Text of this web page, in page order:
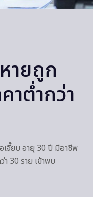
ายถูก
าต่ำกว่า
เจี๊ยบ อายุ 30 ปี มีอาชีพ
30 ราย เข้าพบ